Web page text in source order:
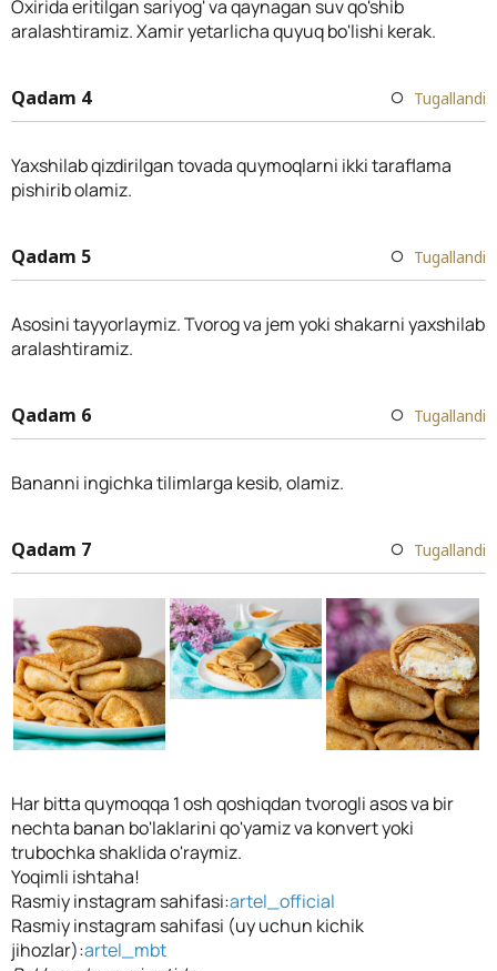
Oxirida eritilgan sariyog' va qaynagan suv qo'shib
aralashtiramiz. Xamir yetarlicha quyuq bo'lishi kerak.
Qadam 4 Tugallandi
Yaxshilab qizdirilgan tovada quymoqlarni ikki taraflama
pishirib olamiz.
Qadam 5 Tugallandi
Asosini tayyorlaymiz. Tvorog va jem yoki shakarni yaxshilab
aralashtiramiz.
Qadam 6 Tugallandi
Bananni ingichka tilimlarga kesib, olamiz.
Qadam 7 Tugallandi
Har bitta quymoqqa 1 osh qoshiqdan tvorogli asos va bir
nechta banan bo'laklarini qo'yamiz va konvert yoki
trubochka shaklida o'raymiz.
Yoqimli ishtaha!
Rasmiy instagram sahifasi:artel_official
Rasmiy instagram sahifasi (uy uchun kichik
jihozlar):artel_mbt